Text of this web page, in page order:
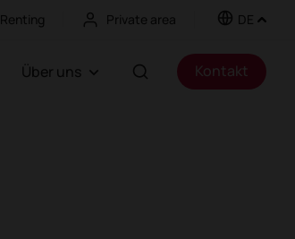
Renting Private area DE
Über uns Kontakt